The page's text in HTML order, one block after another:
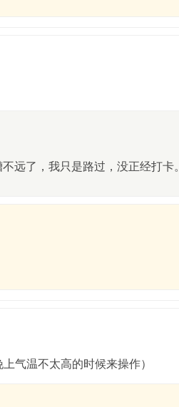
了，我只是路过，没正经打卡。
气温不太高的时候来操作）